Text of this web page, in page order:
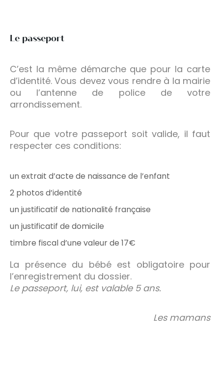
Le passeport
C’est la même démarche que pour la carte
d’identité. Vous devez vous rendre à la mairie
ou l’antenne de police de votre
arrondissement.
Pour que votre passeport soit valide, il faut
respecter ces conditions:
un extrait d’acte de naissance de l’enfant
2 photos d’identité
un justificatif de nationalité française
un justificatif de domicile
timbre fiscal d’une valeur de 17€
La présence du bébé est obligatoire pour
l’enregistrement du dossier.
Le passeport, lui, est valable 5 ans.
Les mamans